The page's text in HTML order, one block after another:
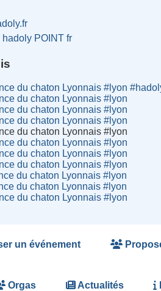
POINT fr
du chaton Lyonnais #lyon
du chaton Lyonnais #lyon
du chaton Lyonnais #lyon
du chaton Lyonnais #lyon
du chaton Lyonnais #lyon
du chaton Lyonnais #lyon
du chaton Lyonnais #lyon
du chaton Lyonnais #lyon
du chaton Lyonnais #lyon
du chaton Lyonnais #lyon
du chaton Lyonnais #lyon
un événement
Orgas Actualités